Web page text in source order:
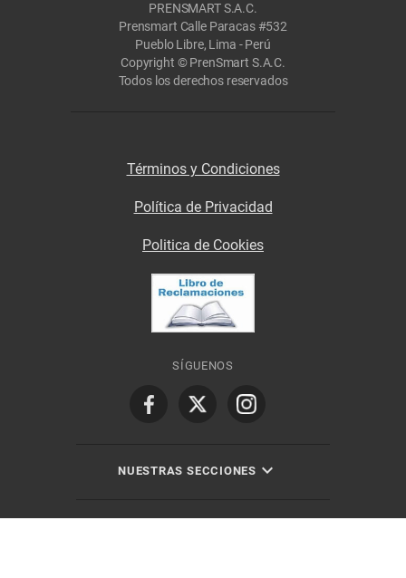
PRENSMART S.A.C.
Prensmart Calle Paracas #532
Pueblo Libre, Lima - Perú
Copyright © PrenSmart S.A.C.
Todos los derechos reservados
Términos y Condiciones
Política de Privacidad
Politica de Cookies
SÍGUENOS
NUESTRAS SECCIONES